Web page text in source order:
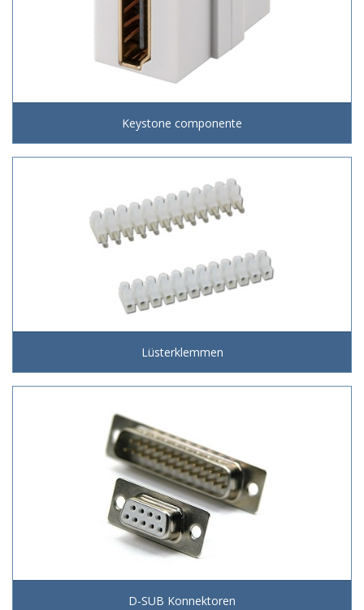
Keystone componente
Lüsterklemmen
D-SUB Konnektoren